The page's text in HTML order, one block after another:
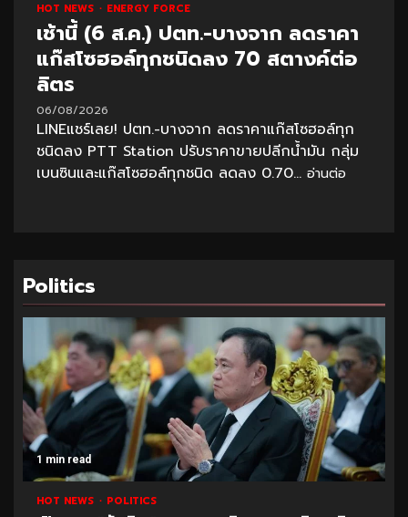
HOT NEWS ENERGY FORCE
เช้านี้ (6 ส.ค.) ปตท.-บางจาก ลดราคา
แก๊สโซฮอล์ทุกชนิดลง 70 สตางค์ต่อ
ลิตร
06/08/2026
LINEแชร์เลย! ปตท.-บางจาก ลดราคาแก๊สโซฮอล์ทุก
ชนิดลง PTT Station ปรับราคาขายปลีกน้ำมัน กลุ่ม
เบนซินและแก๊สโซฮอล์ทุกชนิด ลดลง 0.70... อ่านต่อ
Politics
1 min read
HOT NEWS POLITICS